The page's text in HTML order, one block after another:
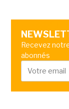
Recevez
abonnés